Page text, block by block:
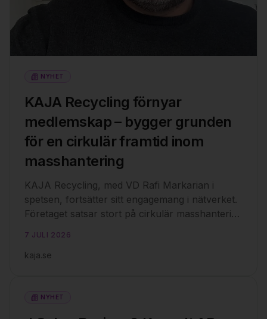
NYHET
KAJA Recycling förnyar
medlemskap – bygger grunden
för en cirkulär framtid inom
masshantering
KAJA Recycling, med VD Rafi Markarian i
spetsen, fortsätter sitt engagemang i nätverket.
Företaget satsar stort på cirkulär masshantering
7 JULI 2026
kaja.se
NYHET